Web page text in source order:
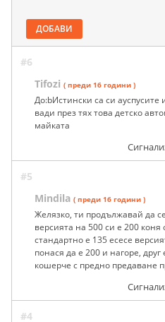
ДОБАВИ
#6
Tifozi ( преди 16 години )
До:bИстински са си
вади през тях това детско
майката
#5
Mindila ( преди 16 години )
Желязко, ти продължавай да
версията на 500 си е 200 коня
стандартно е 135 есесе
понася да е 200 и нагоре,
кошерче с предно предаване
#4